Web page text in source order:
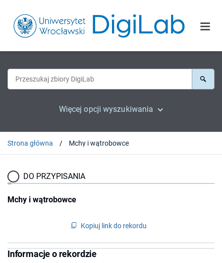
Więcej opcji wyszukiwania
Strona główna Mchy i wątrobowce
DO PRZYPISANIA
Mchy i wątrobowce
Kopiuj link do rekordu
Informacje o rekordzie